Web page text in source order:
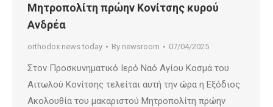
Μητροπολίτη πρώην Κονίτσης κυρού
Ανδρέα
orthodox news today By newsroom 07/04/2025
Στον Προσκυνηματικό Ιερό Ναό Αγίου Κοσμά του
Αιτωλού Κονίτσης τελείται αυτή την ώρα η Εξόδιος
Ακολουθία του μακαριστού Μητροπολίτη πρώην